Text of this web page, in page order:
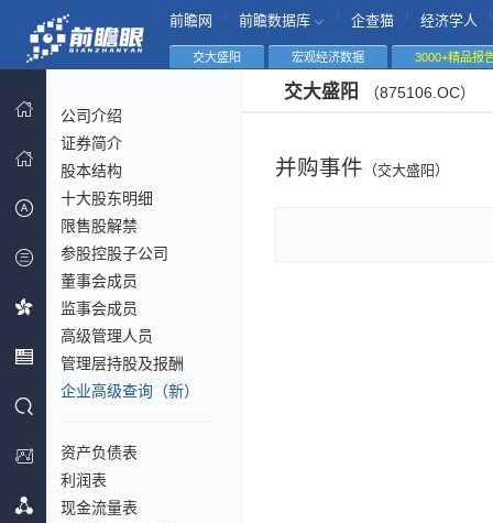
前瞻网 前瞻数据库 企查猫 经济学人
交大盛阳 宏观经济数据 3000+精品报
公司介绍
证券简介
股本结构
十大股东明细
限售股解禁
参股控股子公司
董事会成员
监事会成员
高级管理人员
管理层持股及报酬
企业高级查询（新）
资产负债表
利润表
现金流量表
交大盛阳 （875106.OC）
并购事件 （交大盛阳）